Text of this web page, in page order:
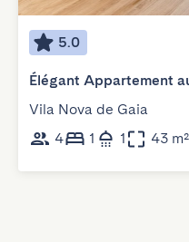
5.0
Élégant Appartement
Vila Nova de Gaia
4
1 1 43 m²